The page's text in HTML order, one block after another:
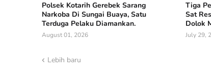
Polsek Kotarih Gerebek Sarang
Narkoba Di Sungai Buaya, Satu
Terduga Pelaku Diamankan.
August 01, 2026
Tiga
Sat
Dolok
July 29,
Lebih baru